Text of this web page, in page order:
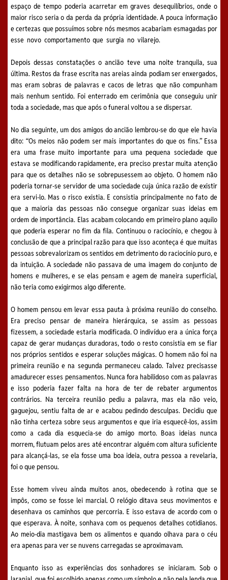
espaço de tempo poderia acarretar em graves desequilíbrios, onde o
maior risco seria o da perda da própria identidade. A pouca informação
e certezas que possuímos sobre nós mesmos acabariam esmagadas por
esse novo comportamento que surgia no vilarejo.
Depois dessas constatações o ancião teve uma noite tranquila, sua
última. Restos da frase escrita nas areias ainda podiam ser enxergados,
mas eram sobras de palavras e cacos de letras que não compunham
mais nenhum sentido. Foi enterrado em cerimônia que conseguiu unir
toda a sociedade, mas que após o funeral voltou a se dispersar.
No dia seguinte, um dos amigos do ancião lembrou-se do que ele havia
dito: “Os meios não podem ser mais importantes do que os fins.” Essa
era uma frase muito importante para uma pequena sociedade que
estava se modificando rapidamente, era preciso prestar muita atenção
para que os detalhes não se sobrepusessem ao objeto. O homem não
poderia tornar-se servidor de uma sociedade cuja única razão de existir
era servi-lo. Mas o risco existia. E consistia principalmente no fato de
que a maioria das pessoas não consegue organizar suas ideias em
ordem de importância. Elas acabam colocando em primeiro plano aquilo
que poderia esperar no fim da fila. Continuou o raciocínio, e chegou à
conclusão de que a principal razão para que isso aconteça é que muitas
pessoas sobrevalorizam os sentidos em detrimento do raciocínio puro, e
da intuição. A sociedade não passava de uma imagem do conjunto de
homens e mulheres, e se elas pensam e agem de maneira superficial,
não teria como exigirmos algo diferente.
O homem pensou em levar essa pauta à próxima reunião do conselho.
Era preciso pensar de maneira hierárquica, se assim as pessoas
fizessem, a sociedade estaria modificada. O indivíduo era a única força
capaz de gerar mudanças duradoras, todo o resto consistia em se fiar
nos próprios sentidos e esperar soluções mágicas. O homem não foi na
primeira reunião e na segunda permaneceu calado. Talvez precisasse
amadurecer esses pensamentos. Nunca fora habilidoso com as palavras
e isso poderia fazer falta na hora de ter de rebater argumentos
contrários. Na terceira reunião pediu a palavra, mas ela não veio,
gaguejou, sentiu falta de ar e acabou pedindo desculpas. Decidiu que
não tinha certeza sobre seus argumentos e que iria esquecê-los, assim
como a cada dia esquecia-se do amigo morto. Boas ideias nunca
morrem, flutuam pelos ares até encontrar alguém com altura suficiente
para alcançá-las, se ela fosse uma boa ideia, outra pessoa a revelaria,
foi o que pensou.
Esse homem viveu ainda muitos anos, obedecendo à rotina que se
impôs, como se fosse lei marcial. O relógio ditava seus movimentos e
desenhava os caminhos que percorria. E isso estava de acordo com o
que esperava. À noite, sonhava com os pequenos detalhes cotidianos.
Ao meio-dia mastigava bem os alimentos e quando olhava para o céu
era apenas para ver se nuvens carregadas se aproximavam.
Enquanto isso as experiências dos sonhadores se iniciaram. Sob o